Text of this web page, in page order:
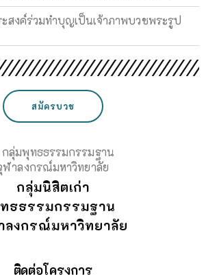
สงค์ร่วมทำบุญเป็นเจ้าภาพบวชพระรูป
สมัครบวช
กลุ่มนิสิตเก่า
ธธรรมกรรมฐาน
ลงกรณ์มหาวิทยาลัย
ติดต่อโครงการ